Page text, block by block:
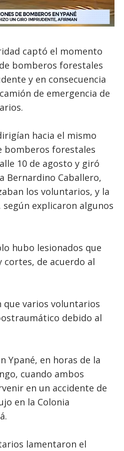
captó el momento
bomberos forestales
y en consecuencia
de emergencia de
hacia el mismo
bomberos forestales
10 de agosto y giró
Bernardino Caballero,
los voluntarios, y la
explicaron algunos
hubo lesionados que
de acuerdo al
que varios voluntarios
debido al
Ypané, en horas de la
cuando ambos
en un accidente de
en la Colonia
lamentaron el